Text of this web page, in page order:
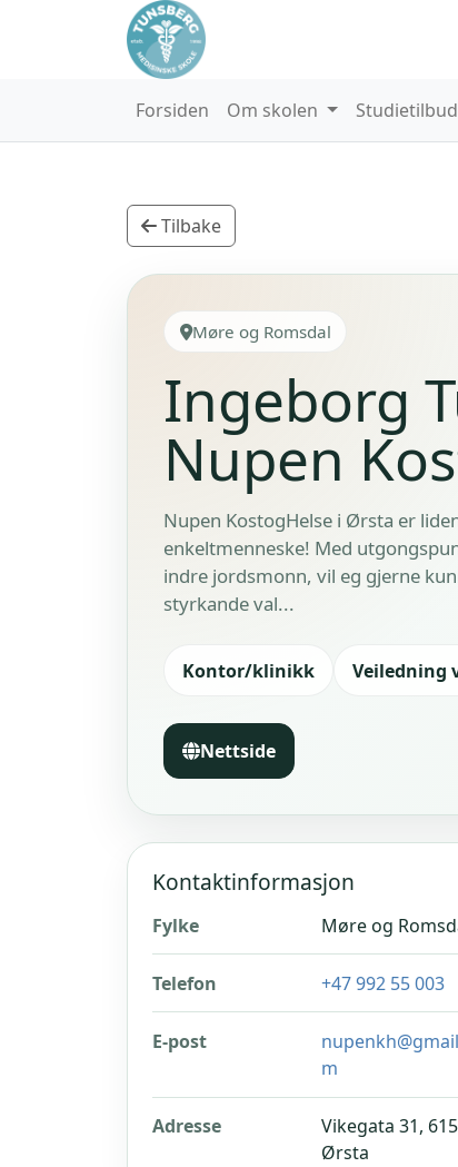
Forsiden Om skolen Studietilbud
Tilbake
Møre og Romsdal
Ingeborg
Nupen
Nupen KostogHelse i Ørsta er
enkeltmenneske! Med
indre jordsmonn, vil eg gjerne
styrkande val...
Kontor/klinikk Veiledning
Nettside
Kontaktinformasjon
Fylke Møre og
Telefon +47 992 55 003
E-post
m
Adresse
Vikegata 31,
Ørsta